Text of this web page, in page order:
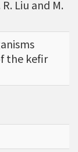
性生物指
或复发
用次世
异以及
过次世代
的讯息是
，在在
。
R. Liu and M.
the kefir